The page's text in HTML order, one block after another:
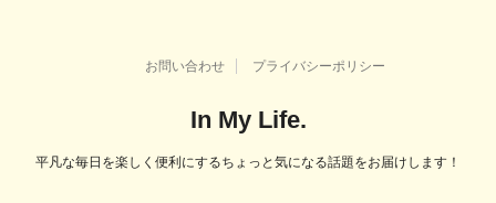
お問い合わせ プライバシーポリシー
In My Life.
平凡な毎日を楽しく便利にするちょっと気になる話題をお届けします！